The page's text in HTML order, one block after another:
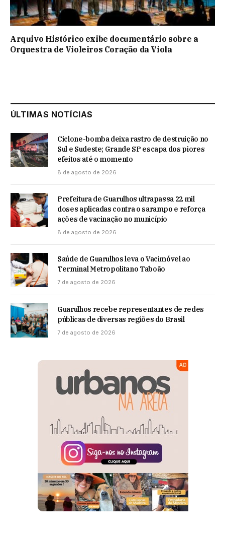
Arquivo Histórico exibe documentário sobre a
Orquestra de Violeiros Coração da Viola
ÚLTIMAS NOTÍCIAS
Ciclone-bomba deixa rastro de destruição no
Sul e Sudeste; Grande SP escapa dos piores
efeitos até o momento
8 de agosto de 2026
Prefeitura de Guarulhos ultrapassa 22 mil
doses aplicadas contra o sarampo e reforça
ações de vacinação no município
8 de agosto de 2026
Saúde de Guarulhos leva o Vacimóvel ao
Terminal Metropolitano Taboão
7 de agosto de 2026
Guarulhos recebe representantes de redes
públicas de diversas regiões do Brasil
7 de agosto de 2026